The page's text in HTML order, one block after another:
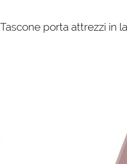
porta attrezzi in